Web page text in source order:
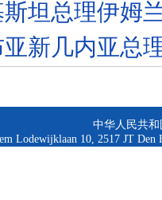
坦总理伊姆
新几内亚总
中华人民共
Lodewijklaan 10, 2517 JT Den